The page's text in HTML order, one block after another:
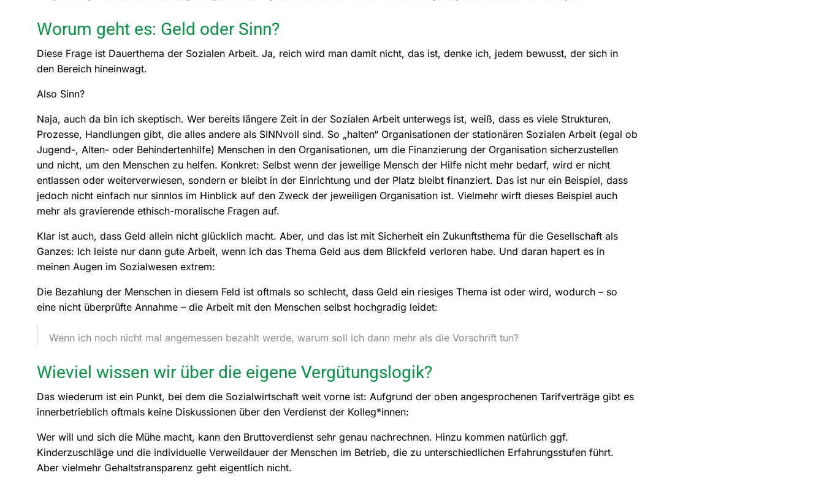
Worum geht es: Geld oder Sinn?
Diese Frage ist Dauerthema der Sozialen Arbeit. Ja, reich wird man damit nicht, das ist, denke ich, jedem bewusst, der sich in
den Bereich hineinwagt.
Also Sinn?
Naja, auch da bin ich skeptisch. Wer bereits längere Zeit in der Sozialen Arbeit unterwegs ist, weiß, dass es viele Strukturen,
Prozesse, Handlungen gibt, die alles andere als SINNvoll sind. So „halten“ Organisationen der stationären Sozialen Arbeit (egal ob
Jugend-, Alten- oder Behindertenhilfe) Menschen in den Organisationen, um die Finanzierung der Organisation sicherzustellen
und nicht, um den Menschen zu helfen. Konkret: Selbst wenn der jeweilige Mensch der Hilfe nicht mehr bedarf, wird er nicht
entlassen oder weiterverwiesen, sondern er bleibt in der Einrichtung und der Platz bleibt finanziert. Das ist nur ein Beispiel, dass
jedoch nicht einfach nur sinnlos im Hinblick auf den Zweck der jeweiligen Organisation ist. Vielmehr wirft dieses Beispiel auch
mehr als gravierende ethisch-moralische Fragen auf.
Klar ist auch, dass Geld allein nicht glücklich macht. Aber, und das ist mit Sicherheit ein Zukunftsthema für die Gesellschaft als
Ganzes: Ich leiste nur dann gute Arbeit, wenn ich das Thema Geld aus dem Blickfeld verloren habe. Und daran hapert es in
meinen Augen im Sozialwesen extrem:
Die Bezahlung der Menschen in diesem Feld ist oftmals so schlecht, dass Geld ein riesiges Thema ist oder wird, wodurch – so
eine nicht überprüfte Annahme – die Arbeit mit den Menschen selbst hochgradig leidet:
Wenn ich noch nicht mal angemessen bezahlt werde, warum soll ich dann mehr als die Vorschrift tun?
Wieviel wissen wir über die eigene Vergütungslogik?
Das wiederum ist ein Punkt, bei dem die Sozialwirtschaft weit vorne ist: Aufgrund der oben angesprochenen Tarifverträge gibt es
innerbetrieblich oftmals keine Diskussionen über den Verdienst der Kolleg*innen:
Wer will und sich die Mühe macht, kann den Bruttoverdienst sehr genau nachrechnen. Hinzu kommen natürlich ggf.
Kinderzuschläge und die individuelle Verweildauer der Menschen im Betrieb, die zu unterschiedlichen Erfahrungsstufen führt.
Aber vielmehr Gehaltstransparenz geht eigentlich nicht.